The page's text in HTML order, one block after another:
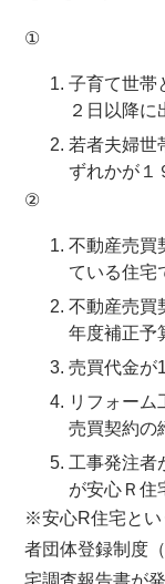
①
子育て世帯
２日以降に
若者夫婦世
ずれかが１
②
不動産売買
ている住宅
不動産売買
年度補正予
売買代金が
リフォーム
売買契約の
工事発注者
が安心Ｒ住
※安心R住宅とい
者団体登録制度